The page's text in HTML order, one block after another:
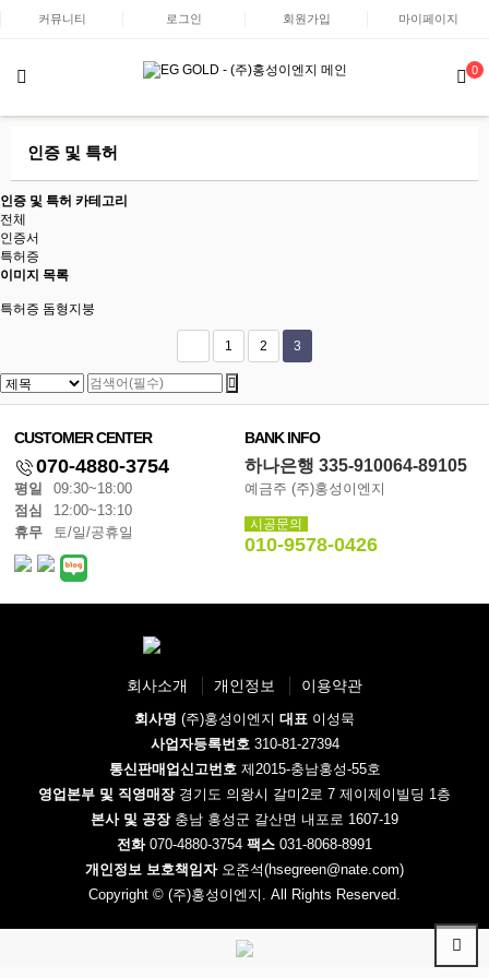
커뮤니티 로그인 회원가입 마이페이지
0
인증 및 특허
인증 및 특허 카테고리
전체
인증서
특허증
이미지 목록
특허증 돔형지붕
1 2 3
CUSTOMER CENTER
070-4880-3754
평일
09:30~18:00
점심
12:00~13:10
휴무
토/일/공휴일
BANK INFO
하나은행 335-910064-89105
예금주 (주)홍성이엔지
시공문의
010-9578-0426
회사소개 개인정보 이용약관
회사명 (주)홍성이엔지 대표 이성묵
사업자등록번호 310-81-27394
통신판매업신고번호 제2015-충남홍성-55호
영업본부 및 직영매장경기도 의왕시 갈미2로 7 제이제이빌딩 1층
본사 및 공장충남 홍성군 갈산면 내포로 1607-19
전화 070-4880-3754 팩스 031-8068-8991
개인정보 보호책임자오준석(hsegreen@nate.com)
Copyright © (주)홍성이엔지. All Rights Reserved.